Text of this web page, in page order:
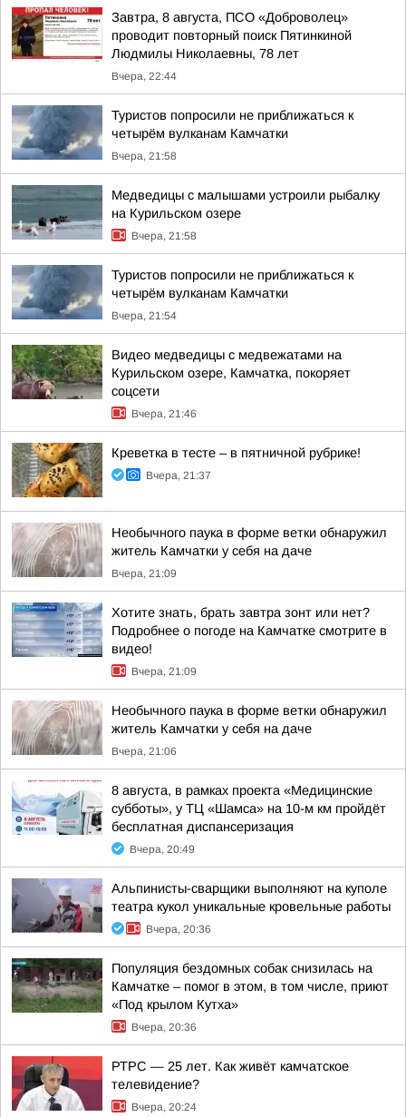
Завтра, 8 августа, ПСО «Доброволец»
проводит повторный поиск Пятинкиной
Людмилы Николаевны, 78 лет
Вчера, 22:44
Туристов попросили не приближаться к
четырём вулканам Камчатки
Вчера, 21:58
Медведицы с малышами устроили рыбалку
на Курильском озере
Вчера, 21:58
Туристов попросили не приближаться к
четырём вулканам Камчатки
Вчера, 21:54
Видео медведицы с медвежатами на
Курильском озере, Камчатка, покоряет
соцсети
Вчера, 21:46
Креветка в тесте – в пятничной рубрике!
Вчера, 21:37
Необычного паука в форме ветки обнаружил
житель Камчатки у себя на даче
Вчера, 21:09
Хотите знать, брать завтра зонт или нет?
Подробнее о погоде на Камчатке смотрите в
видео!
Вчера, 21:09
Необычного паука в форме ветки обнаружил
житель Камчатки у себя на даче
Вчера, 21:06
8 августа, в рамках проекта «Медицинские
субботы», у ТЦ «Шамса» на 10-м км пройдёт
бесплатная диспансеризация
Вчера, 20:49
Альпинисты-сварщики выполняют на куполе
театра кукол уникальные кровельные работы
Вчера, 20:36
Популяция бездомных собак снизилась на
Камчатке – помог в этом, в том числе, приют
«Под крылом Кутха»
Вчера, 20:36
РТРС — 25 лет. Как живёт камчатское
телевидение?
Вчера, 20:24